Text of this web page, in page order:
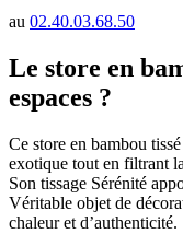
au 02.40.03.68.50
Le store en
espaces ?
Ce store en bambou
exotique tout en filtrant
Son tissage Sérénité
Véritable objet de
chaleur et d’authenticité.